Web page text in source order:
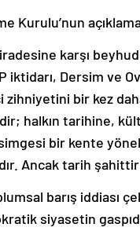
Kurulu’nun
iradesine karşı
iktidarı, Dersim ve
bir kez
halkın tarihine,
bir kente
Ancak tarih
barış iddiası
siyasetin